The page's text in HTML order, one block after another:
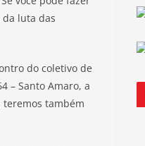
luta das
do coletivo de
– Santo Amaro, a
teremos também